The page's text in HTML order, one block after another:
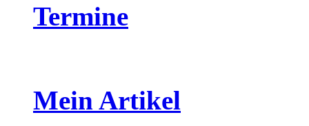
Termine
Mein Artikel